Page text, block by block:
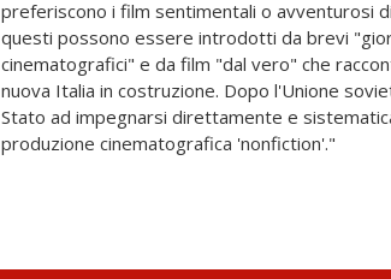
produzione cinematografica 'nonfiction'."